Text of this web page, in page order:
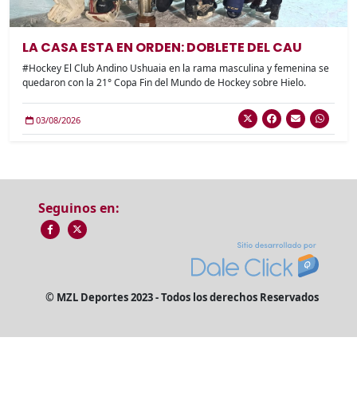
LA CASA ESTA EN ORDEN: DOBLETE DEL CAU
#Hockey El Club Andino Ushuaia en la rama masculina y femenina se
quedaron con la 21° Copa Fin del Mundo de Hockey sobre Hielo.
03/08/2026
Seguinos en:
© MZL Deportes 2023 - Todos los derechos Reservados